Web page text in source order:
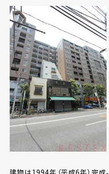
建物は1994年（平成6年）完成。